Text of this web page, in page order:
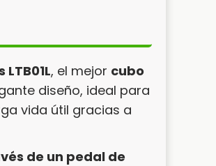
LTB01L, el mejor cubo
diseño, ideal para
vida útil gracias a
de un pedal de